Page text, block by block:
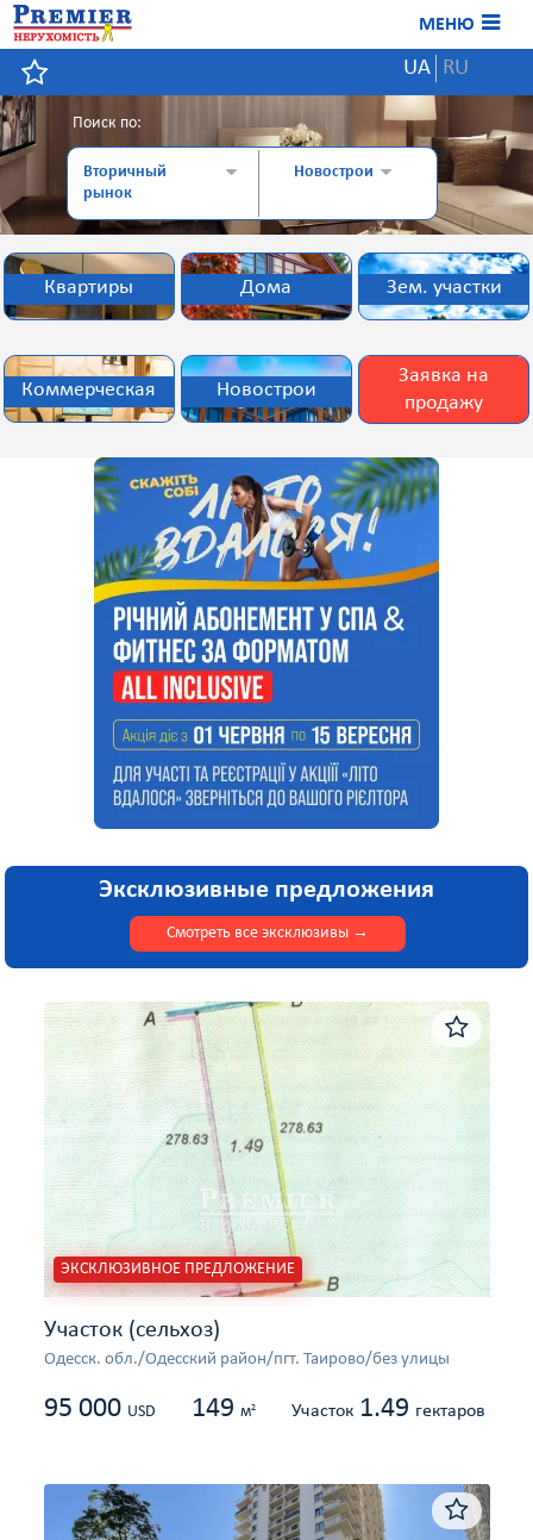
МЕНЮ
UA RU
Поиск по:
Вторичный
рынок
Новострои
Квартиры Дома Зем. участки
Коммерческая Новострои
Заявка на
продажу
Эксклюзивные предложения
Смотреть все эксклюзивы →
ЭКСКЛЮЗИВНОЕ ПРЕДЛОЖЕНИЕ
Участок (сельхоз)
Одесcк. обл./Одесский район/пгт. Таирово/без улицы
95 000 USD 149 м2 Участок 1.49 гектаров